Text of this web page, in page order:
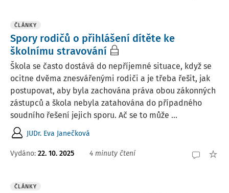
ČLÁNKY
Spory rodičů o přihlášení dítěte ke
školnímu stravování
Škola se často dostává do nepříjemné situace, když se
ocitne dvěma znesvářenými rodiči a je třeba řešit, jak
postupovat, aby byla zachována práva obou zákonných
zástupců a škola nebyla zatahována do případného
soudního řešení jejich sporu. Ač se to může ...
JUDr. Eva Janečková
Vydáno: 22. 10. 2025 4 minuty čtení
ČLÁNKY